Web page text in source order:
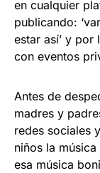
en cualquier
publicando:
estar así’ y por
con eventos
Antes de
madres y
redes sociales
niños la
esa música